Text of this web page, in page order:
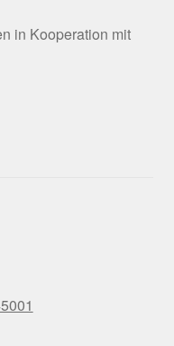
in Kooperation mit